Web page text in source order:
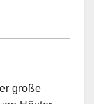
große